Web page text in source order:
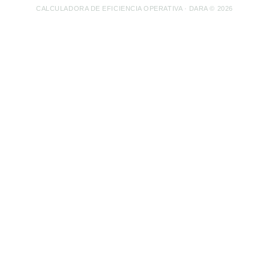
CALCULADORA DE EFICIENCIA OPERATIVA · DARA © 2026